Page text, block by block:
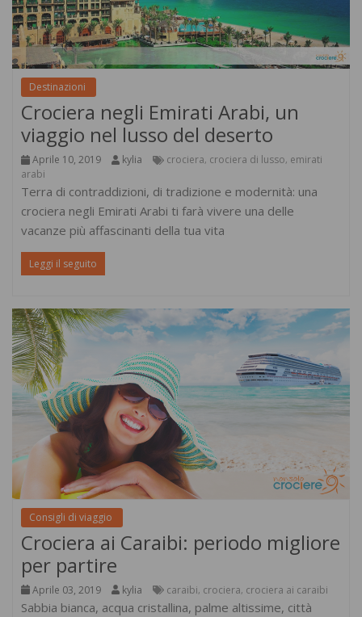
Destinazioni
Crociera negli Emirati Arabi, un
viaggio nel lusso del deserto
Aprile 10, 2019 kylia crociera, crociera di lusso, emirati
arabi
Terra di contraddizioni, di tradizione e modernità: una
crociera negli Emirati Arabi ti farà vivere una delle
vacanze più affascinanti della tua vita
Leggi il seguito
Consigli di viaggio
Crociera ai Caraibi: periodo migliore
per partire
Aprile 03, 2019 kylia caraibi, crociera, crociera ai caraibi
Sabbia bianca, acqua cristallina, palme altissime, città